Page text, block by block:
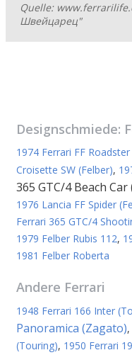
Quelle:
Швейцарец"
Designschmiede:
1974 Ferrari FF Roadster
Croisette SW (Felber),
365 GTC/4 Beach Car
1976 Lancia FF Spider
Ferrari 365 GTC/4
1979 Felber Rubis 112,
1981 Felber Roberta
Andere Ferrari
1948 Ferrari 166 Inter
Panoramica (Zagato),
(Touring), 1950 Ferrari